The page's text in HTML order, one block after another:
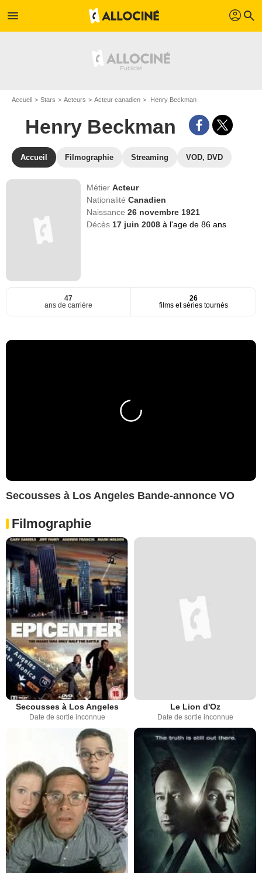
menu profil search
Accueil Stars Acteurs Acteur canadien Henry Beckman
Henry Beckman
Accueil Filmographie Streaming VOD, DVD
MétierActeur
NationalitéCanadien
Naissance26 novembre 1921
Décès 17 juin 2008à l'age de 86 ans
47
ans de carrière
26
films et séries tournés
Secousses à Los Angeles Bande-annonce VO
Filmographie
Secousses à Los Angeles
Date de sortie inconnue
Le Lion d'Oz
Date de sortie inconnue